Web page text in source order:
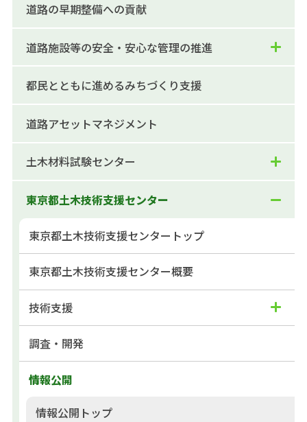
道路の早期整備への貢献
道路施設等の安全・安心な管理の推進
都民とともに進めるみちづくり支援
道路アセットマネジメント
土木材料試験センター
東京都土木技術支援センター
東京都土木技術支援センタートップ
東京都土木技術支援センター概要
技術支援
調査・開発
情報公開
情報公開トップ